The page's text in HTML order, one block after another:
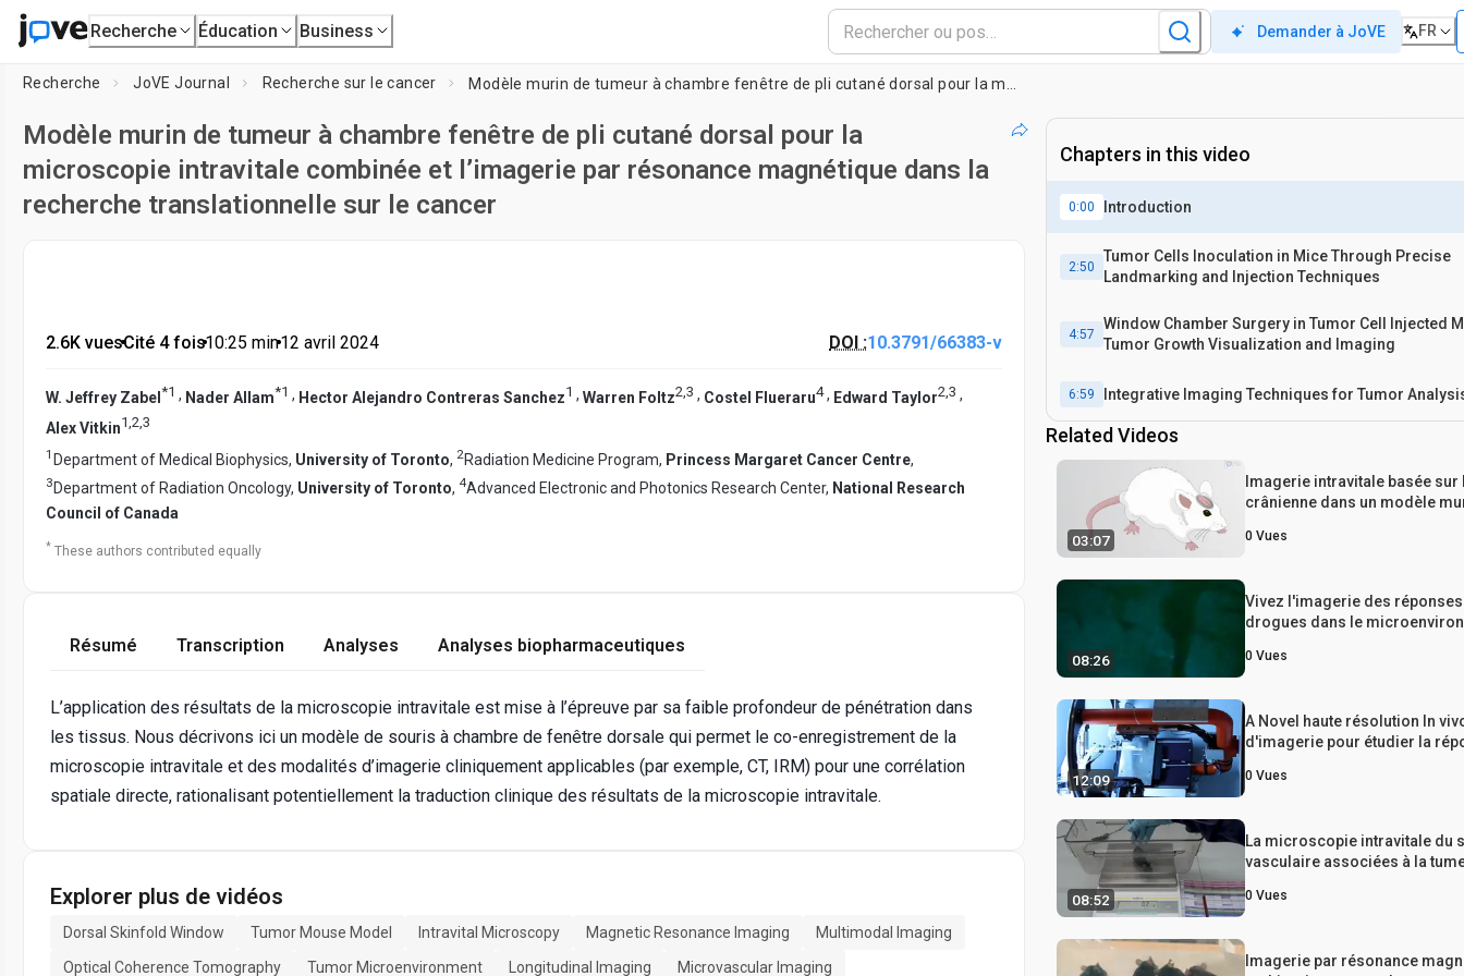
Recherche Éducation Business Demander à JoVE FR
Recherche JoVE Journal Recherche sur le cancer
Modèle murin de tumeur à chambre fenêtre de pli cutané dorsal pour la
microscopie intravitale combinée et l’imagerie par résonance magnétique dans la
recherche translationnelle sur le cancer
2.6K vues•Cité 4 fois•10:25 min•12 avril 2024 DOI :10.3791/66383-v
W. Jeffrey Zabel *1 , Nader Allam*1 , Hector Alejandro Contreras Sanchez1 , Warren Foltz2,3 , Costel Flueraru4, Edward Taylor2,3 ,
Alex Vitkin1 2 3
1 Department of Medical Biophysics, University of Toronto, 2Radiation Medicine Program, Princess Margaret Cancer Centre,
3 Department of Radiation Oncology, University of Toronto, 4Advanced Electronic and Photonics Research Center, National Research
Council of Canada
* These authors contributed equally
Résumé Transcription Analyses Analyses biopharmaceutiques
L’application des résultats de la microscopie intravitale est mise à l’épreuve par sa faible profondeur de pénétration dans
les tissus. Nous décrivons ici un modèle de souris à chambre de fenêtre dorsale qui permet le co-enregistrement de la
microscopie intravitale et des modalités d’imagerie cliniquement applicables (par exemple, CT, IRM) pour une corrélation
spatiale directe, rationalisant potentiellement la traduction clinique des résultats de la microscopie intravitale.
Explorer plus de vidéos
Dorsal Skinfold Window Tumor Mouse Model Intravital Microscopy Magnetic Resonance Imaging
Multimodal Imaging
Optical Coherence Tomography
Tumor Microenvironment Longitudinal Imaging Microvascular Imaging
Chapters in this video
0:00 Introduction
2:50
Tumor Cells Inoculation in Mice Through Precise
Landmarking and Injection Techniques
4:57
Window Chamber Surgery in Tumor Cell Injected
Tumor Growth Visualization and Imaging
6:59 Integrative Imaging Techniques for Tumor
Related Videos
03:07
Imagerie intravitale basée sur
crânienne dans un modèle
comportement des cellules
modèle murin
0 Vues
08:26
Vivez l'imagerie des
drogues dans le
cancer du sein
0 Vues
12:09
A Novel haute résolution In
d'imagerie pour étudier la
intracrâniennes à la
0 Vues
08:52
La microscopie intravitale du
vasculaire associées à la
utilisant Advanced dorsale pli
Chambers sur des souris
0 Vues
Imagerie par résonance